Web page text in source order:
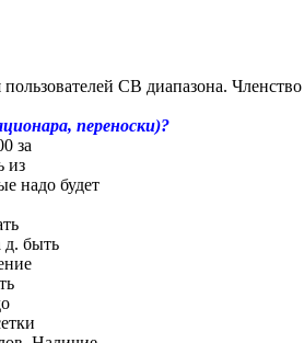
CB диапазона.
переноски)?
за
из
надо будет
д. быть